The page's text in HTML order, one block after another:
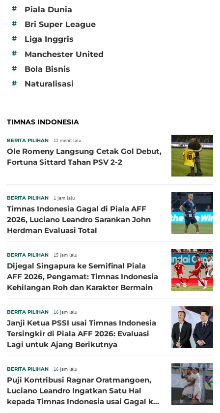
# Piala Dunia
# Bri Super League
# Liga Inggris
# Manchester United
# Bola Bisnis
# Naturalisasi
TIMNAS INDONESIA
BERITA PILIHAN 12 menit lalu
Ole Romeny Langsung Cetak Gol Debut,
Fortuna Sittard Tahan PSV 2-2
BERITA PILIHAN 1 jam lalu
Timnas Indonesia Gagal di Piala AFF
2026, Luciano Leandro Sarankan John
Herdman Evaluasi Total
BERITA PILIHAN 15 jam lalu
Dijegal Singapura ke Semifinal Piala
AFF 2026, Pengamat: Timnas Indonesia
Kehilangan Roh dan Karakter Bermain
BERITA PILIHAN 16 jam lalu
Janji Ketua PSSI usai Timnas Indonesia
Tersingkir di Piala AFF 2026: Evaluasi
Lagi untuk Ajang Berikutnya
BERITA PILIHAN 16 jam lalu
Puji Kontribusi Ragnar Oratmangoen,
Luciano Leandro Ingatkan Satu Hal
kepada Timnas Indonesia usai Gagal ke